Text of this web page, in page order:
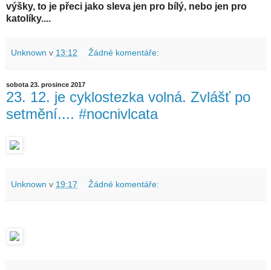
výšky, to je přeci jako sleva jen pro bílý, nebo jen pro
katolíky....
Unknown v 13:12 Žádné komentáře:
sobota 23. prosince 2017
23. 12. je cyklostezka volná. Zvlášť po
setmění.... #nocnivlcata
Unknown v 19:17 Žádné komentáře: